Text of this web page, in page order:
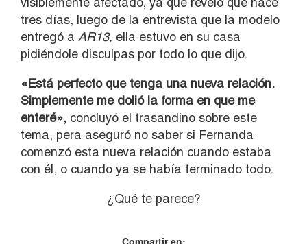
tres días, luego de la entrevista que la modelo
entregó a AR13, ella estuvo en su casa
pidiéndole disculpas por todo lo que dijo.
«Está perfecto que tenga una nueva relación.
Simplemente me dolió la forma en que me
enteré», concluyó el trasandino sobre este
tema, pera aseguró no saber si Fernanda
comenzó esta nueva relación cuando estaba
con él, o cuando ya se había terminado todo.
¿Qué te parece?
Compartir en: